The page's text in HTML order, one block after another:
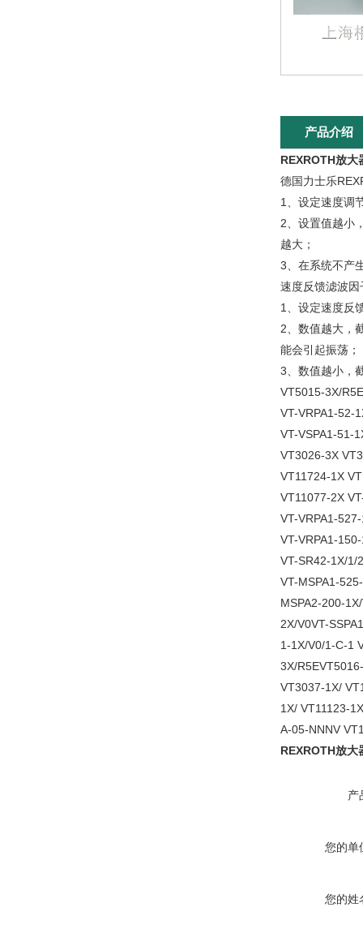
产品介绍
REXROTH放
德国力士乐
1、设定速度调
2、设置值越小
越大；
3、在系统不产
速度反馈滤波因
1、设定速度反
2、数值越大，
能会引起振荡；
3、数值越小，
VT5015-3X/
VT-VRPA1-52-
VT-VSPA1-51-
VT3026-3X
VT11724-1X
VT11077-2X
VT-VRPA1-
VT-VRPA1-
VT-SR42-1X/1/
VT-MSPA1-
MSPA2-200-
2X/V0VT-
1-1X/V0/1-C-1
3X/
VT3037-1X/
1X/ VT11123-
A-05-NNNV
REXROTH放大
产
您的单
您的姓